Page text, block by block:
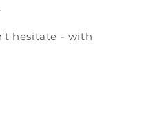
hesitate - with